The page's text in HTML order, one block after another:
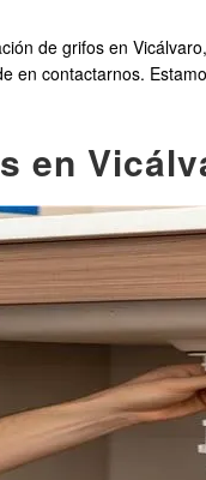
de grifos en
en contactarnos.
en